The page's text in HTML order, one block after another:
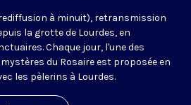
à minuit), retransmission
la grotte de Lourdes, en
Chaque jour, l'une des
du Rosaire est proposée en
les pèlerins à Lourdes.